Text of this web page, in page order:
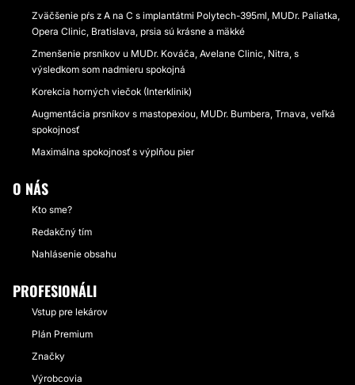
Zväčšenie pŕs z A na C s implantátmi Polytech-395ml, MUDr. Paliatka,
Opera Clinic, Bratislava, prsia sú krásne a mäkké
Zmenšenie prsníkov u MUDr. Kováča, Avelane Clinic, Nitra, s
výsledkom som nadmieru spokojná
Korekcia horných viečok (Interklinik)
Augmentácia prsníkov s mastopexiou, MUDr. Bumbera, Trnava, veľká
spokojnosť
Maximálna spokojnosť s výplňou pier
O NÁS
Kto sme?
Redakčný tím
Nahlásenie obsahu
PROFESIONÁLI
Vstup pre lekárov
Plán Premium
Značky
Výrobcovia